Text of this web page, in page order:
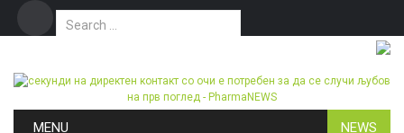
Search for:
MENU NEWS
БРОЈКИ & ФАКТИ